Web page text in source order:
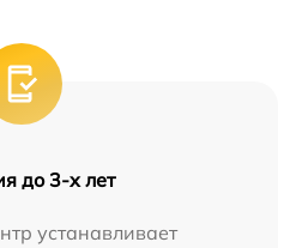
до 3-х лет
устанавливает